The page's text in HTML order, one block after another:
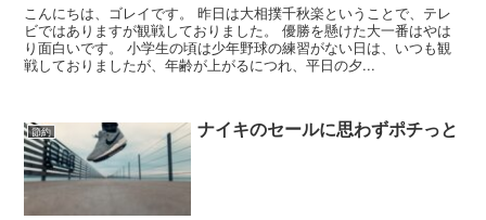
こんにちは、ゴレイです。 昨日は大相撲千秋楽ということで、テレ
ビではありますが観戦しておりました。 優勝を懸けた大一番はやは
り面白いです。 小学生の頃は少年野球の練習がない日は、いつも観
戦しておりましたが、年齢が上がるにつれ、平日の夕...
節約 ナイキのセールに思わずポチっと